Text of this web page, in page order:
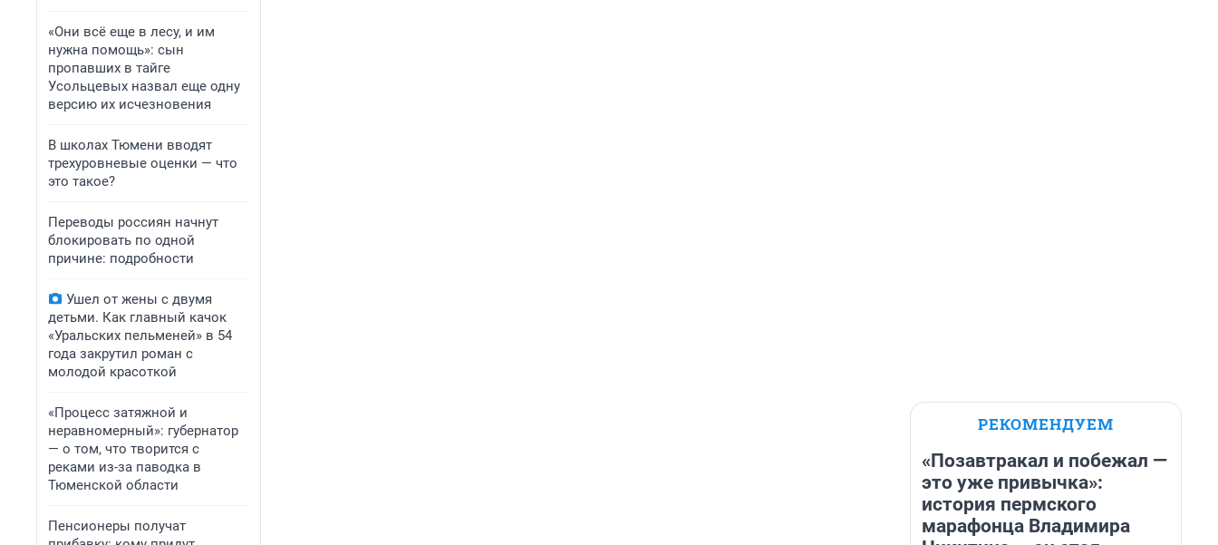
«Они всё еще в лесу, и им
нужна помощь»: сын
пропавших в тайге
Усольцевых назвал еще одну
версию их исчезновения
В школах Тюмени вводят
трехуровневые оценки — что
это такое?
Переводы россиян начнут
блокировать по одной
причине: подробности
Ушел от жены с двумя
детьми. Как главный качок
«Уральских пельменей» в 54
года закрутил роман с
молодой красоткой
«Процесс затяжной и
неравномерный»: губернатор
— о том, что творится с
реками из-за паводка в
Тюменской области
Пенсионеры получат
РЕКОМЕНДУЕМ
«Позавтракал и побежал —
это уже привычка»:
история пермского
марафонца Владимира